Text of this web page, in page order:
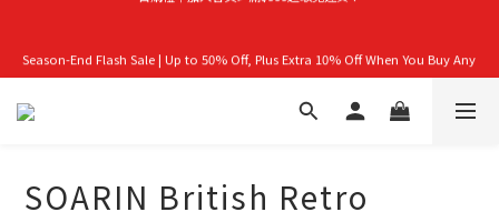
2 Items!
SOARIN British Retro